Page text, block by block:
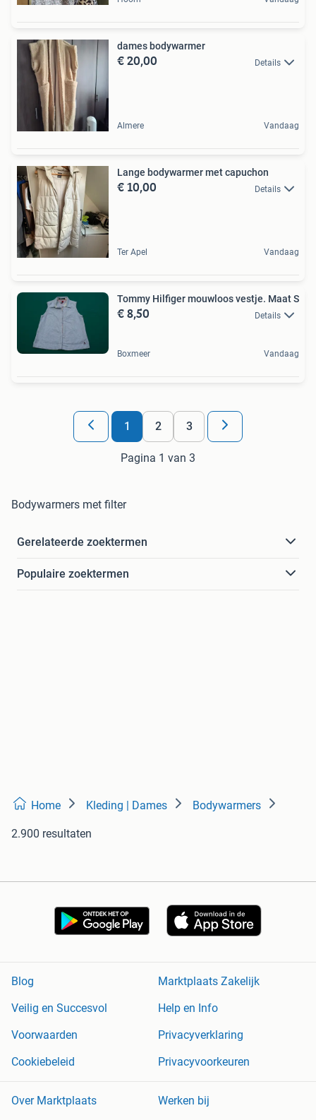
dames bodywarmer
€ 20,00 Details
Almere Vandaag
Lange bodywarmer met capuchon
€ 10,00 Details
Ter Apel Vandaag
Tommy Hilfiger mouwloos vestje. Maat S
€ 8,50 Details
Boxmeer Vandaag
1 2 3
Pagina 1 van 3
Bodywarmers met filter
Gerelateerde zoektermen
Populaire zoektermen
Home Kleding | Dames Bodywarmers
2.900 resultaten
Blog
Marktplaats Zakelijk
Veilig en Succesvol
Help en Info
Voorwaarden
Privacyverklaring
Cookiebeleid
Privacyvoorkeuren
Over Marktplaats Werken bij